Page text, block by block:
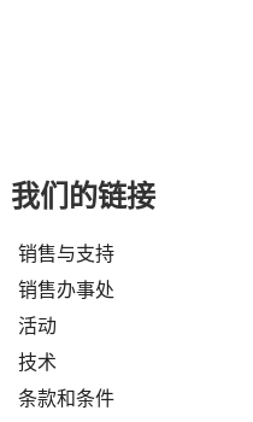
我们的链接
销售与支持
销售办事处
活动
技术
条款和条件